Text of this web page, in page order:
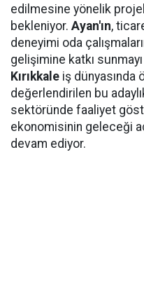
edilmesine yönelik
bekleniyor. Ayan'ın,
deneyimi oda
gelişimine katkı
Kırıkkale iş dünyasında
değerlendirilen bu
sektöründe faaliyet
ekonomisinin geleceği
devam ediyor.